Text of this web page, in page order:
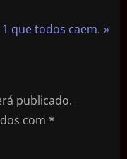
que todos caem.
publicado.
com *